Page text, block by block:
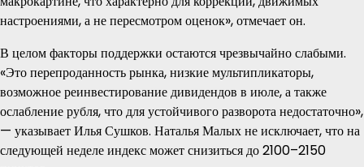
настроениями, а не пересмотром оценок», отмечает он.
В целом факторы поддержки остаются чрезвычайно слабыми.
«Это перепроданность рынка, низкие мультипликаторы,
возможное реинвестирование дивидендов в июле, а также
ослабление рубля, что для устойчивого разворота недостаточно»,
— указывает Илья Сушков. Наталья Малых не исключает, что на
следующей неделе индекс может снизиться до 2100–2150